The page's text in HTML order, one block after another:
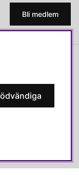
Bli medlem
Hem!